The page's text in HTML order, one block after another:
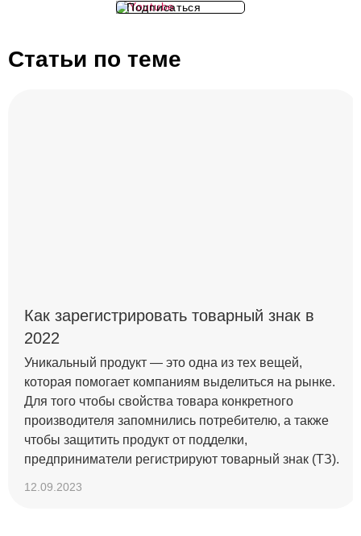
Подписаться
Статьи по теме
Как зарегистрировать товарный знак в
2022
Уникальный продукт — это одна из тех вещей,
которая помогает компаниям выделиться на рынке.
Для того чтобы свойства товара конкретного
производителя запомнились потребителю, а также
чтобы защитить продукт от подделки,
предприниматели регистрируют товарный знак (ТЗ).
12.09.2023